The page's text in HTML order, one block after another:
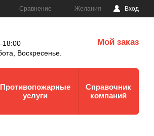
Сравнение Желания Вход
Воскресенье.
Мой заказ
Противопожарные
услуги
Справочник
компаний